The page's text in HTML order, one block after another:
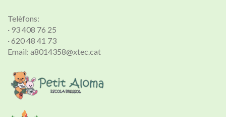
Telèfons:
· 93 408 76 25
· 620 48 41 73
Email: a8014358@xtec.cat